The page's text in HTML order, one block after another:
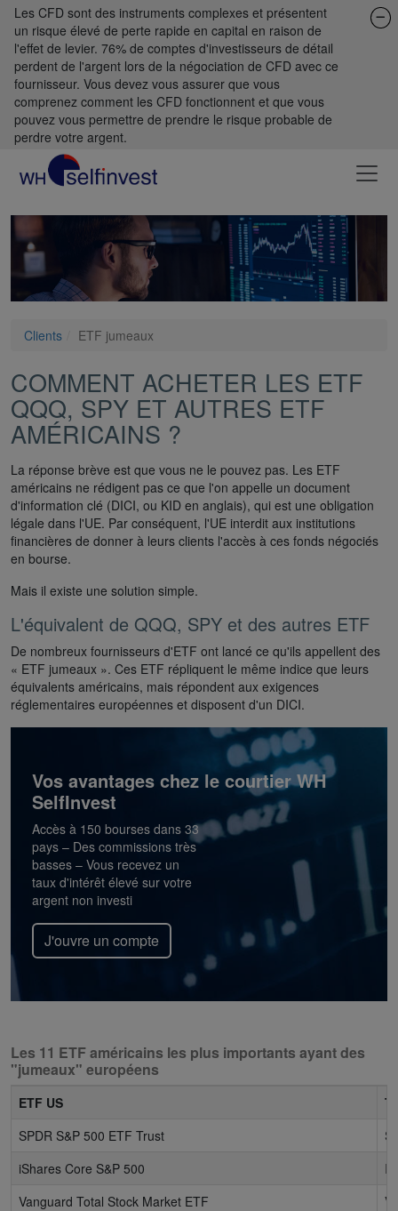
Les CFD sont des instruments complexes et présentent
un risque élevé de perte rapide en capital en raison de
l'effet de levier. 76% de comptes d'investisseurs de détail
perdent de l'argent lors de la négociation de CFD avec ce
fournisseur. Vous devez vous assurer que vous
comprenez comment les CFD fonctionnent et que vous
pouvez vous permettre de prendre le risque probable de
perdre votre argent.
Clients ETF jumeaux
COMMENT ACHETER LES ETF
QQQ, SPY ET AUTRES ETF
AMÉRICAINS ?
La réponse brève est que vous ne le pouvez pas. Les ETF
américains ne rédigent pas ce que l'on appelle un document
d'information clé (DICI, ou KID en anglais), qui est une obligation
légale dans l'UE. Par conséquent, l'UE interdit aux institutions
financières de donner à leurs clients l'accès à ces fonds négociés
en bourse.
Mais il existe une solution simple.
L'équivalent de QQQ, SPY et des autres ETF
De nombreux fournisseurs d'ETF ont lancé ce qu'ils appellent des
« ETF jumeaux ». Ces ETF répliquent le même indice que leurs
équivalents américains, mais répondent aux exigences
réglementaires européennes et disposent d'un DICI.
Vos avantages chez le courtier WH
SelfInvest
Accès à 150 bourses dans 33
pays – Des commissions très
basses – Vous recevez un
taux d'intérêt élevé sur votre
argent non investi
J'ouvre un compte
Les 11 ETF américains les plus importants ayant des
"jumeaux" européens
ETF US
SPDR S&P 500 ETF Trust
iShares Core S&P 500
Vanguard Total Stock Market ETF